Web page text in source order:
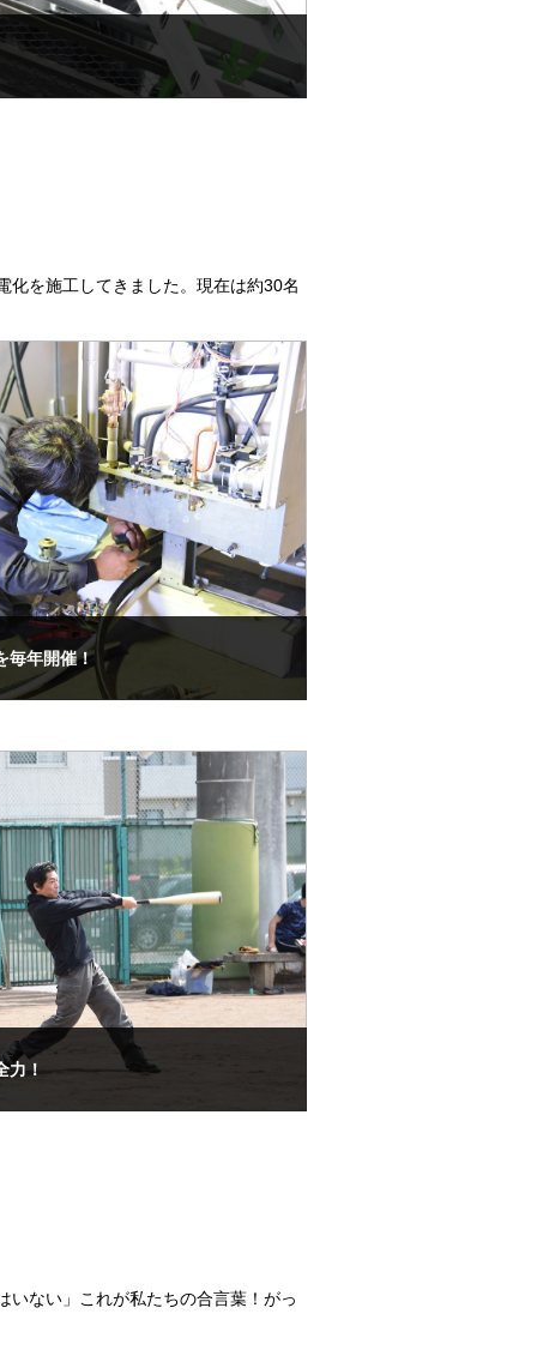
化を施工してきました。現在は約30名
毎年開催！
力！
いない」これが私たちの合言葉！がっ